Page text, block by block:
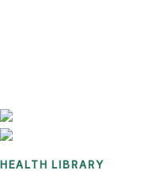
HEALTH LIBRARY